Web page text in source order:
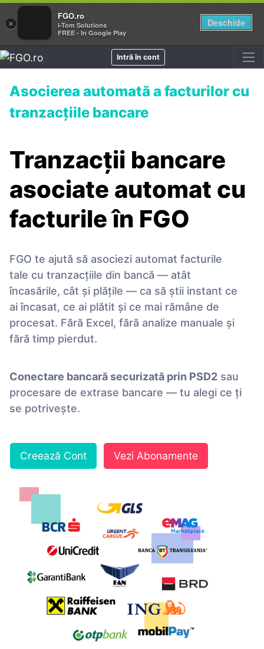
×
FGO.ro
i-Tom Solutions
FREE - In Google Play
Deschide
Intră în cont
Asocierea automată a facturilor cu
tranzacțiile bancare
Tranzacții bancare
asociate automat cu
facturile în FGO
FGO te ajută să asociezi automat facturile
tale cu tranzacțiile din bancă — atât
încasările, cât și plățile — ca să știi instant ce
ai încasat, ce ai plătit și ce mai rămâne de
procesat. Fără Excel, fără analize manuale și
fără timp pierdut.
Conectare bancară securizată prin PSD2 sau
procesare de extrase bancare — tu alegi ce ți
se potrivește.
Creează Cont Vezi Abonamente